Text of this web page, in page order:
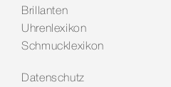
Brillanten
Uhrenlexikon
Schmucklexikon
Datenschutz